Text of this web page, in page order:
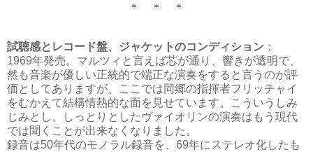
＊ ＊ ＊
試聴感とレコード盤、ジャケットのコンディション ：
1969年発売。マルツィと言えば芯が通り、響きが透明で、
然も音楽が優しい正統的で端正な演奏をすると言うのが評
価としてありますが、ここでは同郷の指揮者フリッチャイ
をむかえて結構情熱的な面を見せています。こういうしみ
じみとし、しっとりとしたヴァイオリンの演奏はもう現代
では聞くことが出来なくなりました。
録音は50年代のモノラル録音を、69年にステレオ化したも